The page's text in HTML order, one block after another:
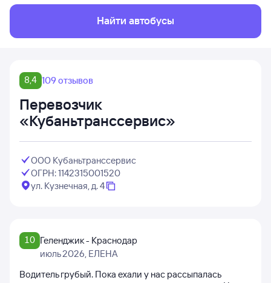
Найти автобусы
8,4 109 отзывов
Перевозчик
«Кубаньтранссервис»
ООО Кубаньтранссервис
ОГРН: 1142315001520
ул. Кузнечная, д. 4
10 Геленджик - Краснодар
июль 2026, ЕЛЕНА
Водитель грубый. Пока ехали у нас рассыпалась